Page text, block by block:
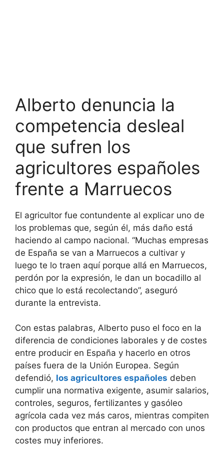
Alberto denuncia la
competencia desleal
que sufren los
agricultores españoles
frente a Marruecos
El agricultor fue contundente al explicar uno de
los problemas que, según él, más daño está
haciendo al campo nacional. “Muchas empresas
de España se van a Marruecos a cultivar y
luego te lo traen aquí porque allá en Marruecos,
perdón por la expresión, le dan un bocadillo al
chico que lo está recolectando”, aseguró
durante la entrevista.
Con estas palabras, Alberto puso el foco en la
diferencia de condiciones laborales y de costes
entre producir en España y hacerlo en otros
países fuera de la Unión Europea. Según
defendió, los agricultores españoles deben
cumplir una normativa exigente, asumir salarios,
controles, seguros, fertilizantes y gasóleo
agrícola cada vez más caros, mientras compiten
con productos que entran al mercado con unos
costes muy inferiores.